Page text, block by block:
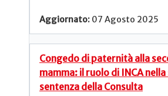
07 Agosto 2025
Congedo di paternità alla
mamma: il ruolo di INCA
sentenza della Consulta